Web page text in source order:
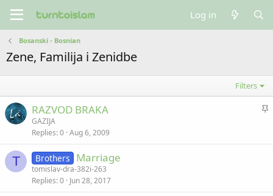
Log in
Bosanski - Bosnian
Zene, Familija i Zenidbe
Filters
S
RAZVOD BRAKA
GAZIJA
Replies 0 Aug 6, 2009
T Brothers Marriage
tomislav-dra-382i-263
Replies 0 Jun 28, 2017